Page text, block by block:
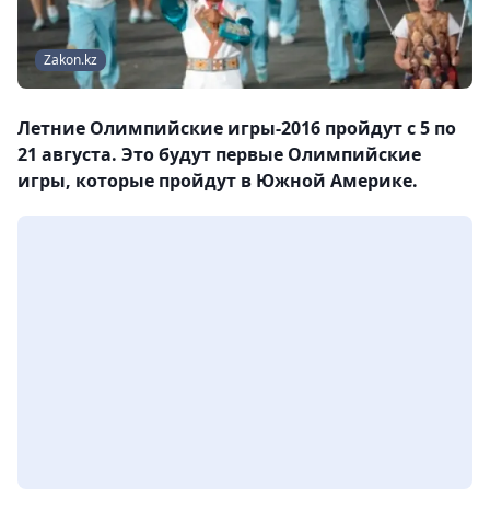
Zakon.kz
Летние Олимпийские игры-2016 пройдут с 5 по
21 августа. Это будут первые Олимпийские
игры, которые пройдут в Южной Америке.